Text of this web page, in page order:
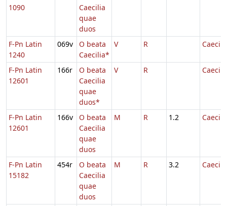
1090
Caecilia
quae
duos
F-Pn Latin
1240
069v
O beata
Caecilia*
V R
F-Pn Latin
12601
166r
O beata
Caecilia
quae
duos*
V R
F-Pn Latin
12601
166v
O beata
Caecilia
quae
duos
M R 1.2
F-Pn Latin
15182
454r
O beata
Caecilia
quae
duos
M R 3.2